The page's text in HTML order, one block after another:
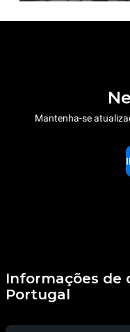
Mantenha-se
Informações de
Portugal